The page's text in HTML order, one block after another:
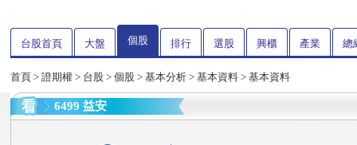
台股首頁 大盤 個股 排行 選股 興櫃 產業 總
首頁 > 證期權 > 台股 > 個股 > 基本分析 > 基本資料 > 基本資料
6499 益安